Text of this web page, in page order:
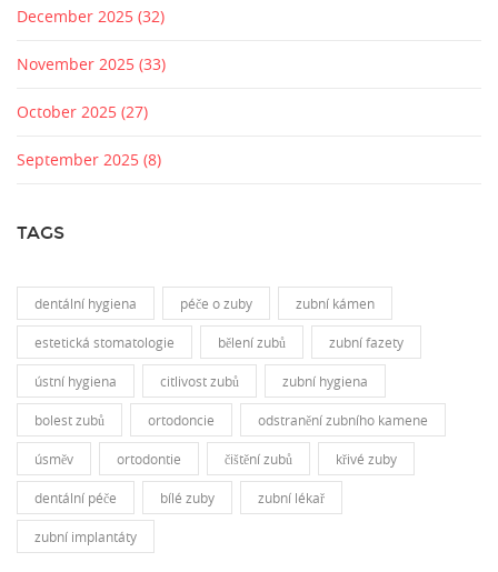
December 2025 (32)
November 2025 (33)
October 2025 (27)
September 2025 (8)
TAGS
dentální hygiena péče o zuby zubní kámen
estetická stomatologie bělení zubů zubní fazety
ústní hygiena citlivost zubů zubní hygiena
bolest zubů ortodoncie odstranění zubního kamene
úsměv ortodontie čištění zubů křivé zuby
dentální péče bílé zuby zubní lékař
zubní implantáty